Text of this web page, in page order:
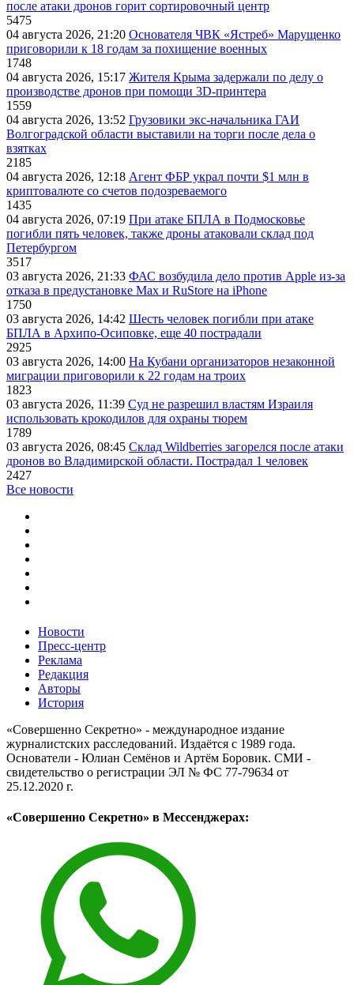
после атаки дронов горит сортировочный центр
5475
04 августа 2026, 21:20 Основателя ЧВК «Ястреб» Марущенко
приговорили к 18 годам за похищение военных
1748
04 августа 2026, 15:17 Жителя Крыма задержали по делу о
производстве дронов при помощи 3D‑принтера
1559
04 августа 2026, 13:52 Грузовики экс-начальника ГАИ
Волгоградской области выставили на торги после дела о
взятках
2185
04 августа 2026, 12:18 Агент ФБР украл почти $1 млн в
криптовалюте со счетов подозреваемого
1435
04 августа 2026, 07:19 При атаке БПЛА в Подмосковье
погибли пять человек, также дроны атаковали склад под
Петербургом
3517
03 августа 2026, 21:33 ФАС возбудила дело против Apple из-за
отказа в предустановке Max и RuStore на iPhone
1750
03 августа 2026, 14:42 Шесть человек погибли при атаке
БПЛА в Архипо-Осиповке, еще 40 пострадали
2925
03 августа 2026, 14:00 На Кубани организаторов незаконной
миграции приговорили к 22 годам на троих
1823
03 августа 2026, 11:39 Суд не разрешил властям Израиля
использовать крокодилов для охраны тюрем
1789
03 августа 2026, 08:45 Склад Wildberries загорелся после атаки
дронов во Владимирской области. Пострадал 1 человек
2427
Все новости
Новости
Пресс-центр
Реклама
Редакция
Авторы
История
«Совершенно Секретно» - международное издание
журналистских расследований. Издаётся с 1989 года.
Основатели - Юлиан Семёнов и Артём Боровик. CМИ -
свидетельство о регистрации ЭЛ № ФС 77-79634 от
25.12.2020 г.
«Совершенно Секретно» в Мессенджерах: